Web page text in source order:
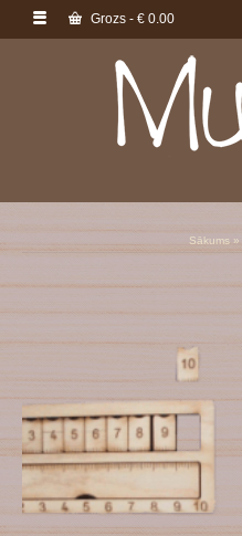
Grozs - € 0.00
Sākums »